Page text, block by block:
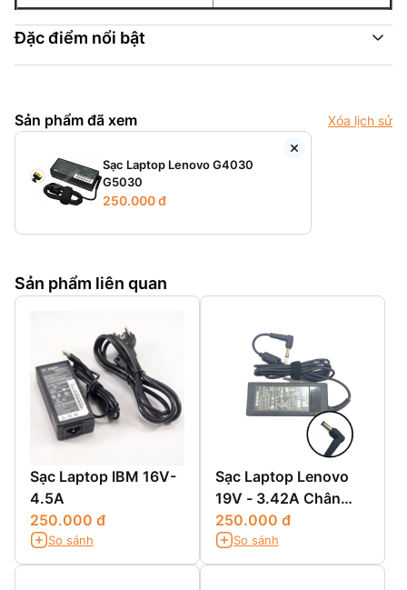
Đặc điểm nổi bật
Sản phẩm đã xem Xóa lịch sử
Sạc Laptop Lenovo G4030
G5030
250.000 đ
Sản phẩm liên quan
Sạc Laptop IBM 16V-
4.5A
250.000 đ
So sánh
Sạc Laptop Lenovo
19V - 3.42A Chân
Thường
250.000 đ
So sánh